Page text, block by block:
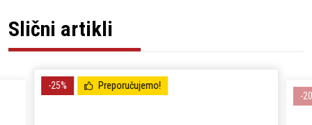
Slični artikli
-25% Preporučujemo!
-